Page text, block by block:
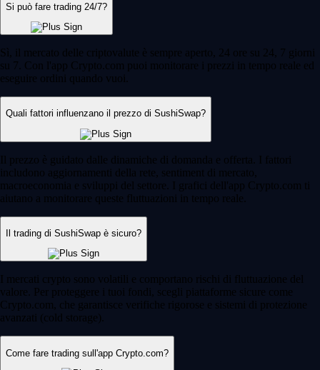
Si può fare trading 24/7?
Sì, il mercato delle criptovalute è sempre aperto, 24 ore su 24, 7 giorni
su 7. Con l'app Crypto.com puoi monitorare i prezzi in tempo reale ed
eseguire ordini quando vuoi.
Quali fattori influenzano il prezzo di SushiSwap?
Il prezzo è guidato dalle dinamiche di domanda e offerta. I fattori
includono aggiornamenti della rete, sentiment di mercato,
macroeconomia e sviluppi del settore. I grafici dell'app Crypto.com ti
aiutano a monitorare queste fluttuazioni in tempo reale.
Il trading di SushiSwap è sicuro?
I mercati crypto sono volatili e comportano rischi di fluttuazione del
valore. Per proteggere i tuoi fondi, scegli piattaforme sicure come
Crypto.com, che garantisce verifiche rigorose e sistemi di protezione
avanzati (cold storage).
Come fare trading sull'app Crypto.com?